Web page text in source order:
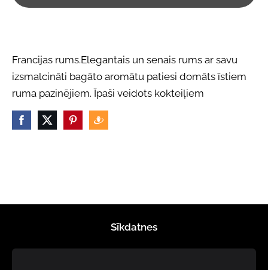
Francijas rums.Elegantais un senais rums ar savu
izsmalcināti bagāto aromātu patiesi domāts īstiem
ruma pazinējiem. Īpaši veidots kokteiļiem
Sīkdatnes